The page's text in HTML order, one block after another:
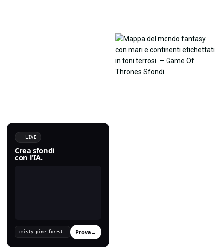
LIVE
Crea sfondi
con l'IA.
› Prova→